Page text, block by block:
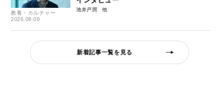
教養・カルチャー
2026.08.09
池井戸潤
新着記事一覧を見る